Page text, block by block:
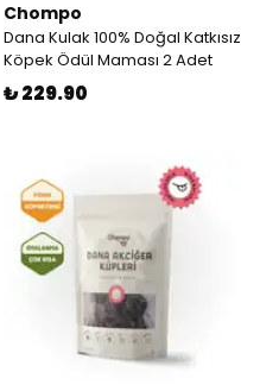
Chompo
Dana Kulak 100% Doğal Katkısız
Köpek Ödül Maması 2 Adet
₺ 229.90